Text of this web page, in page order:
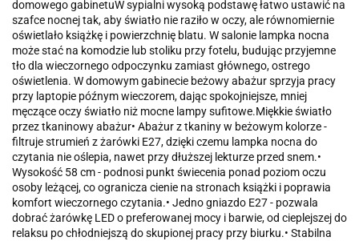
domowego gabinetuW sypialni wysoką podstawę łatwo ustawić na
szafce nocnej tak, aby światło nie raziło w oczy, ale równomiernie
oświetlało książkę i powierzchnię blatu. W salonie lampka nocna
może stać na komodzie lub stoliku przy fotelu, budując przyjemne
tło dla wieczornego odpoczynku zamiast głównego, ostrego
oświetlenia. W domowym gabinecie beżowy abażur sprzyja pracy
przy laptopie późnym wieczorem, dając spokojniejsze, mniej
męczące oczy światło niż mocne lampy sufitowe.Miękkie światło
przez tkaninowy abażur• Abażur z tkaniny w beżowym kolorze -
filtruje strumień z żarówki E27, dzięki czemu lampka nocna do
czytania nie oślepia, nawet przy dłuższej lekturze przed snem.•
Wysokość 58 cm - podnosi punkt świecenia ponad poziom oczu
osoby leżącej, co ogranicza cienie na stronach książki i poprawia
komfort wieczornego czytania.• Jedno gniazdo E27 - pozwala
dobrać żarówkę LED o preferowanej mocy i barwie, od cieplejszej do
relaksu po chłodniejszą do skupionej pracy przy biurku.• Stabilna